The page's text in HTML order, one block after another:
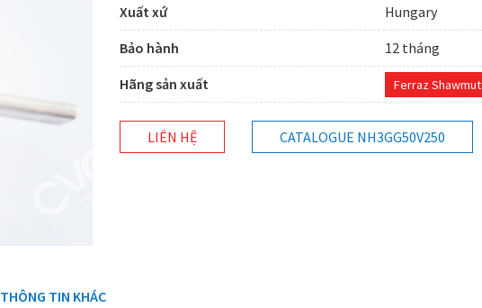
Xuất xứ
Hungary
Bảo hành
12 tháng
Hãng sản xuất
Ferraz Shawmut
LIÊN HỆ CATALOGUE NH3GG50V250
THÔNG TIN KHÁC